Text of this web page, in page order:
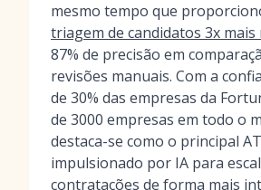
mesmo tempo que
triagem de candidatos 3x mais
87% de precisão em
revisões manuais. Com a
de 30% das empresas da
de 3000 empresas em todo o
destaca-se como o principal
impulsionado por IA para
contratações de forma mais